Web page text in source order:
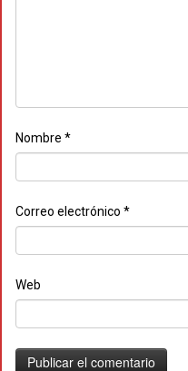
Nombre *
Correo electrónico *
Web